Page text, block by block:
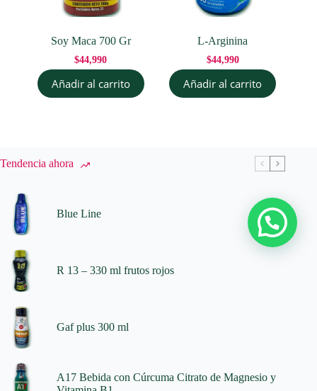
Soy Maca 700 Gr
$44,990
Añadir al carrito
L-Arginina
$44,990
Añadir al carrito
Tendencia ahora
Blue Line
R 13 – 330 ml frutos rojos
Gaf plus 300 ml
A17 Bebida con Cúrcuma Citrato de Magnesio y